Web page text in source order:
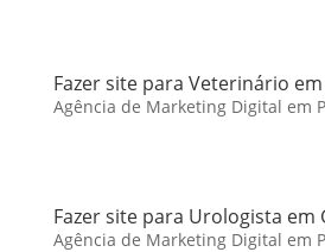
Fazer site para Veterinário
Agência de Marketing Digital em
Fazer site para Urologista em
Agência de Marketing Digital em